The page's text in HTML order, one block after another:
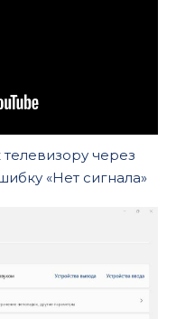
через
«Нет сигнала»